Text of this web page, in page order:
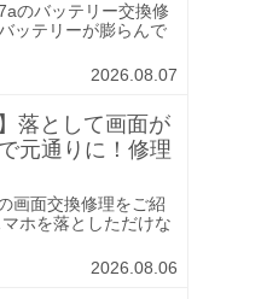
のバッテリー交換修
ッテリーが膨らんで
2026.08.07
落として画面が
元通りに！修理
画面交換修理をご紹
ホを落としただけな
2026.08.06